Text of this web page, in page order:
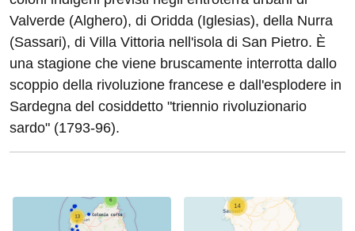
Valverde (Alghero), di Oridda (Iglesias), della Nurra
(Sassari), di Villa Vittoria nell'isola di San Pietro. È
una stagione che viene bruscamente interrotta dallo
scoppio della rivoluzione francese e dall'esplodere in
Sardegna del cosiddetto "triennio rivoluzionario
sardo" (1793-96).